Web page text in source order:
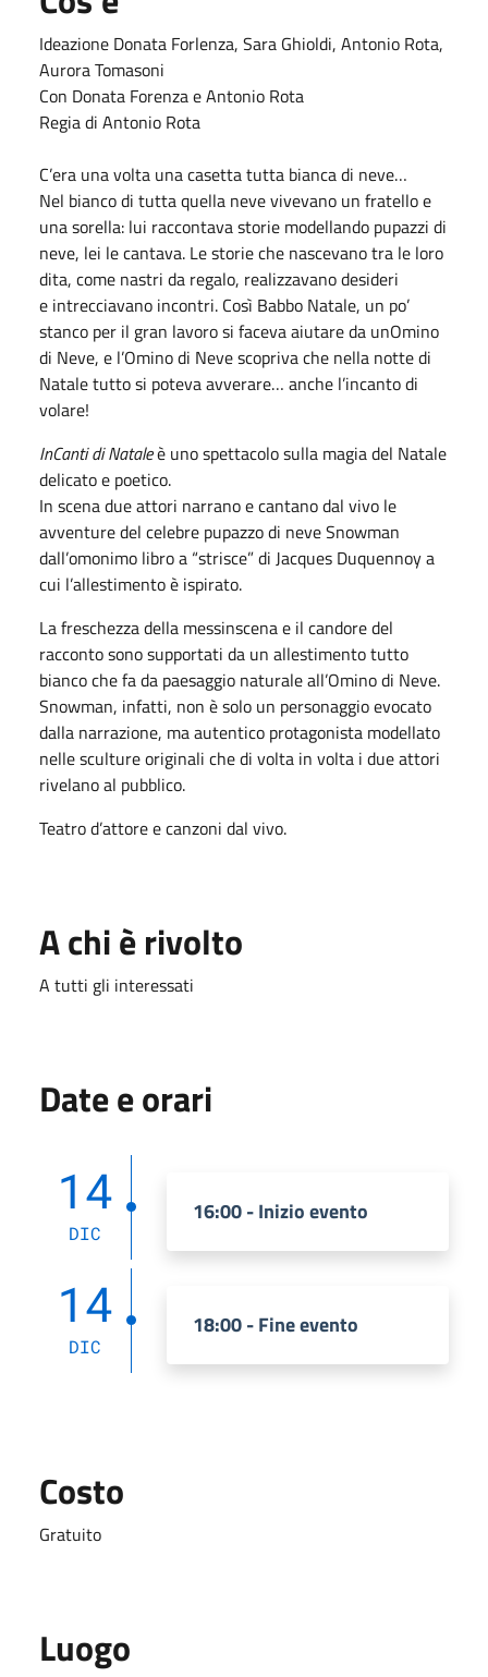
Ideazione Donata Forlenza, Sara Ghioldi, Antonio Rota,
Aurora Tomasoni
Con Donata Forenza e Antonio Rota
Regia di Antonio Rota
C’era una volta una casetta tutta bianca di neve…
Nel bianco di tutta quella neve vivevano un fratello e
una sorella: lui raccontava storie modellando pupazzi di
neve, lei le cantava. Le storie che nascevano tra le loro
dita, come nastri da regalo, realizzavano desideri
e intrecciavano incontri. Così Babbo Natale, un po’
stanco per il gran lavoro si faceva aiutare da unOmino
di Neve, e l’Omino di Neve scopriva che nella notte di
Natale tutto si poteva avverare… anche l’incanto di
volare!
InCanti di Nataleè uno spettacolo sulla magia del Natale
delicato e poetico.
In scena due attori narrano e cantano dal vivo le
avventure del celebre pupazzo di neve Snowman
dall’omonimo libro a “strisce” di Jacques Duquennoy a
cui l’allestimento è ispirato.
La freschezza della messinscena e il candore del
racconto sono supportati da un allestimento tutto
bianco che fa da paesaggio naturale all’Omino di Neve.
Snowman, infatti, non è solo un personaggio evocato
dalla narrazione, ma autentico protagonista modellato
nelle sculture originali che di volta in volta i due attori
rivelano al pubblico.
Teatro d’attore e canzoni dal vivo.
A chi è rivolto
A tutti gli interessati
Date e orari
14
DIC
16:00 - Inizio evento
14
DIC
18:00 - Fine evento
Costo
Gratuito
Luogo